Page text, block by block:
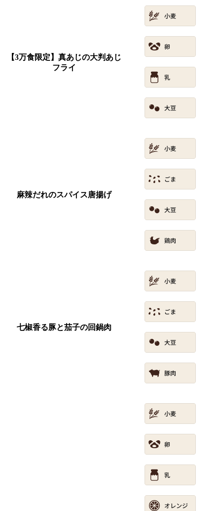
【3万食限定】真あじの大判あじ
フライ
麻辣だれのスパイス唐揚げ
七椒香る豚と茄子の回鍋肉